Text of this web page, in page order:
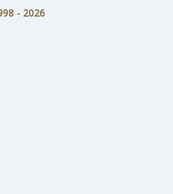
- 2026